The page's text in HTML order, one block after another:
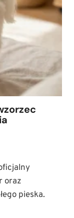
oraz
pieska.